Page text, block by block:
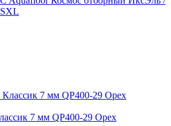
7 мм QP400-29 Орех